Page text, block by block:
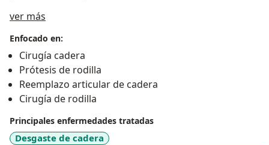
ver más
Enfocado en:
Cirugía cadera
Prótesis de rodilla
Reemplazo articular de cadera
Cirugía de rodilla
Principales enfermedades tratadas
Desgaste de cadera